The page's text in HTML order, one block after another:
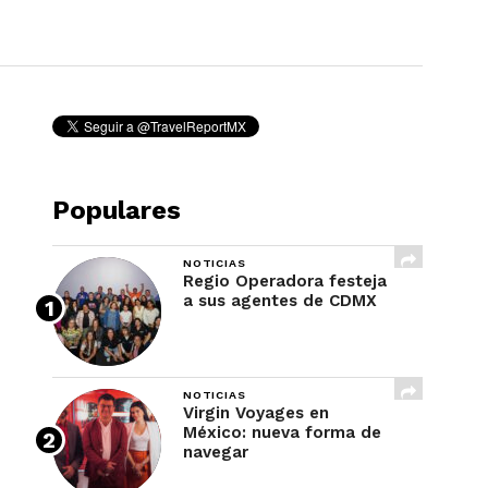
Populares
NOTICIAS
Regio Operadora festeja
a sus agentes de CDMX
NOTICIAS
Virgin Voyages en
México: nueva forma de
navegar